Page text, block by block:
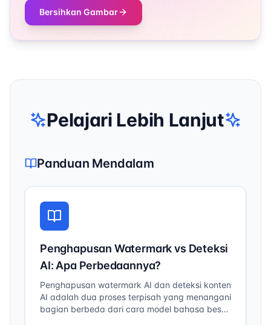
Bersihkan Gambar
Pelajari Lebih Lanjut
Panduan Mendalam
Penghapusan Watermark vs Deteksi
AI: Apa Perbedaannya?
Penghapusan watermark AI dan deteksi konten
AI adalah dua proses terpisah yang menangani
bagian berbeda dari cara model bahasa besar